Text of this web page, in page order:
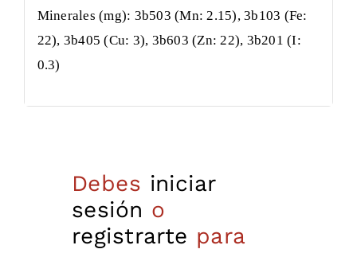
Minerales (mg): 3b503 (Mn: 2.15), 3b103 (Fe:
22), 3b405 (Cu: 3), 3b603 (Zn: 22), 3b201 (I:
0.3)
Debes iniciar
sesión o
registrarte para